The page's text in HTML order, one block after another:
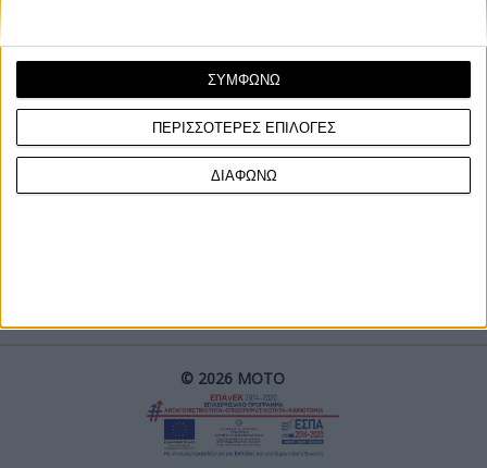
ΠΕΡΙΣΣΟΤΕΡΕΣ ΕΠΙΛΟΓΕΣ
ΔΙΑΦΩΝΩ
ΣΥΜΦΩΝΩ
ΓΙΝΕ ΣΥΝΔΡΟΜΗΤΗΣ
Επικοινωνία
© 2026 ΜΟΤΟ